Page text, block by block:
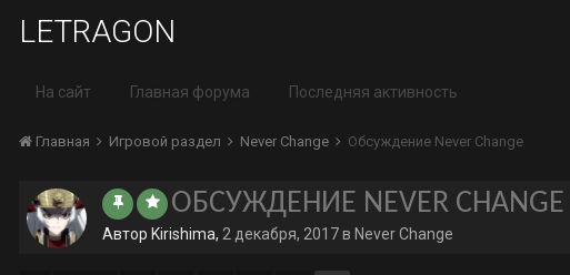
LETRAGON
На сайт Главная форума Последняя активность
Главная Игровой раздел Never Change Обсуждение Never Change
ОБСУЖДЕНИЕ NEVER CHANGE
Автор Kirishima, 2 декабря, 2017в Never Change